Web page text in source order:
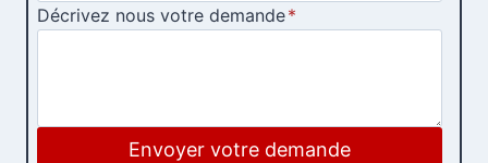
Décrivez nous votre demande*
Envoyer votre demande